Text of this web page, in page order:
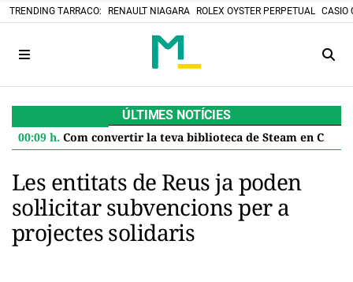
TRENDING TARRACO: RENAULT NIAGARA ROLEX OYSTER PERPETUAL CASIO
ÚLTIMES NOTÍCIES
00:09 h. Com convertir la teva biblioteca de Steam en Cartutxos retro: el projecte DIY que desafia el futur digital
Les entitats de Reus ja poden
sol·licitar subvencions per a
projectes solidaris